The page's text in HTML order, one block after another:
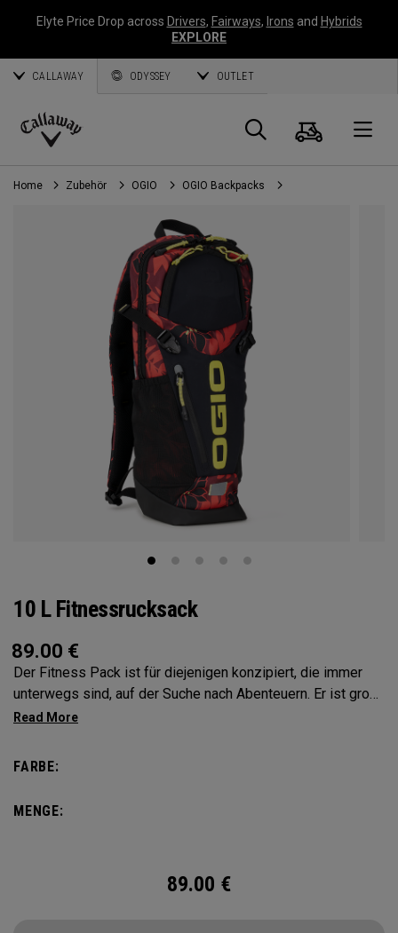
Elyte Price Drop across Drivers, Fairways, Irons and Hybrids
EXPLORE
CALLAWAY ODYSSEY OUTLET
Callaway
Golf
Suche
Home Zubehör OGIO OGIO Backpacks
10 L Fitnessrucksack
89.00 €
Der Fitness Pack ist für diejenigen konzipiert, die immer
unterwegs sind, auf der Suche nach Abenteuern. Er ist groß
genug, um alles darin unterzubringen, was Sie während
benötigen, und gleichzeitig klein genug, um nicht zu nerven.
keinen Durst leiden.
FARBE:
MENGE:
89.00 €